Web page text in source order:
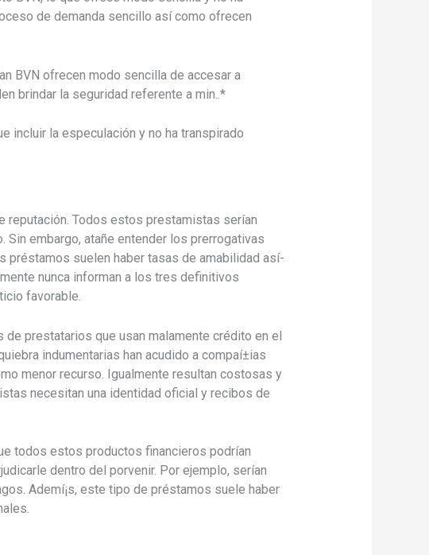
de demanda sencillo así­ como ofrecen
BVN ofrecen modo sencilla de accesar a
brindar la seguridad referente a min..*
incluir la especulación y no ha transpirado
reputación. Todos estos prestamistas serían
embargo, atañe entender los prerrogativas
préstamos suelen haber tasas de amabilidad así­
nunca informan a los tres definitivos
favorable.
prestatarios que usan malamente crédito en el
indumentarias han acudido a compaí±ias
menor recurso. Igualmente resultan costosas y
necesitan una identidad oficial y recibos de
todos estos productos financieros podrían
dentro del porvenir. Por ejemplo, serían
Ademí¡s, este tipo de préstamos suele haber